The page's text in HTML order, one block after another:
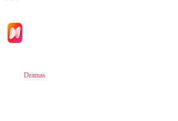
Dramas